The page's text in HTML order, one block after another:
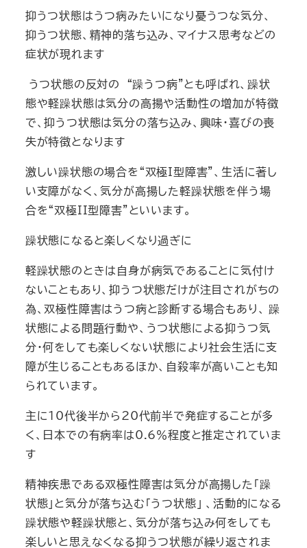
抑うつ状態はうつ病みたいになり憂うつな気分、
抑うつ状態、精神的落ち込み、マイナス思考などの
症状が現れます
うつ状態の反対の “躁うつ病”とも呼ばれ、躁状
態や軽躁状態は気分の高揚や活動性の増加が特徴
で、抑うつ状態は気分の落ち込み、興味・喜びの喪
失が特徴となります
激しい躁状態の場合を“双極I型障害”、生活に著し
い支障がなく、気分が高揚した軽躁状態を伴う場
合を“双極II型障害”といいます。
躁状態になると楽しくなり過ぎに
軽躁状態のときは自身が病気であることに気付け
ないこともあり、抑うつ状態だけが注目されがちの
為、双極性障害はうつ病と診断する場合もあり、 躁
状態による問題行動や、うつ状態による抑うつ気
分・何をしても楽しくない状態により社会生活に支
障が生じることもあるほか、自殺率が高いことも知
られています。
主に10代後半から20代前半で発症することが多
く、日本での有病率は0.6％程度と推定されていま
す
精神疾患である双極性障害は気分が高揚した「躁
状態」と気分が落ち込む「うつ状態」 、活動的になる
躁状態や軽躁状態と、気分が落ち込み何をしても
楽しいと思えなくなる抑うつ状態が繰り返されま